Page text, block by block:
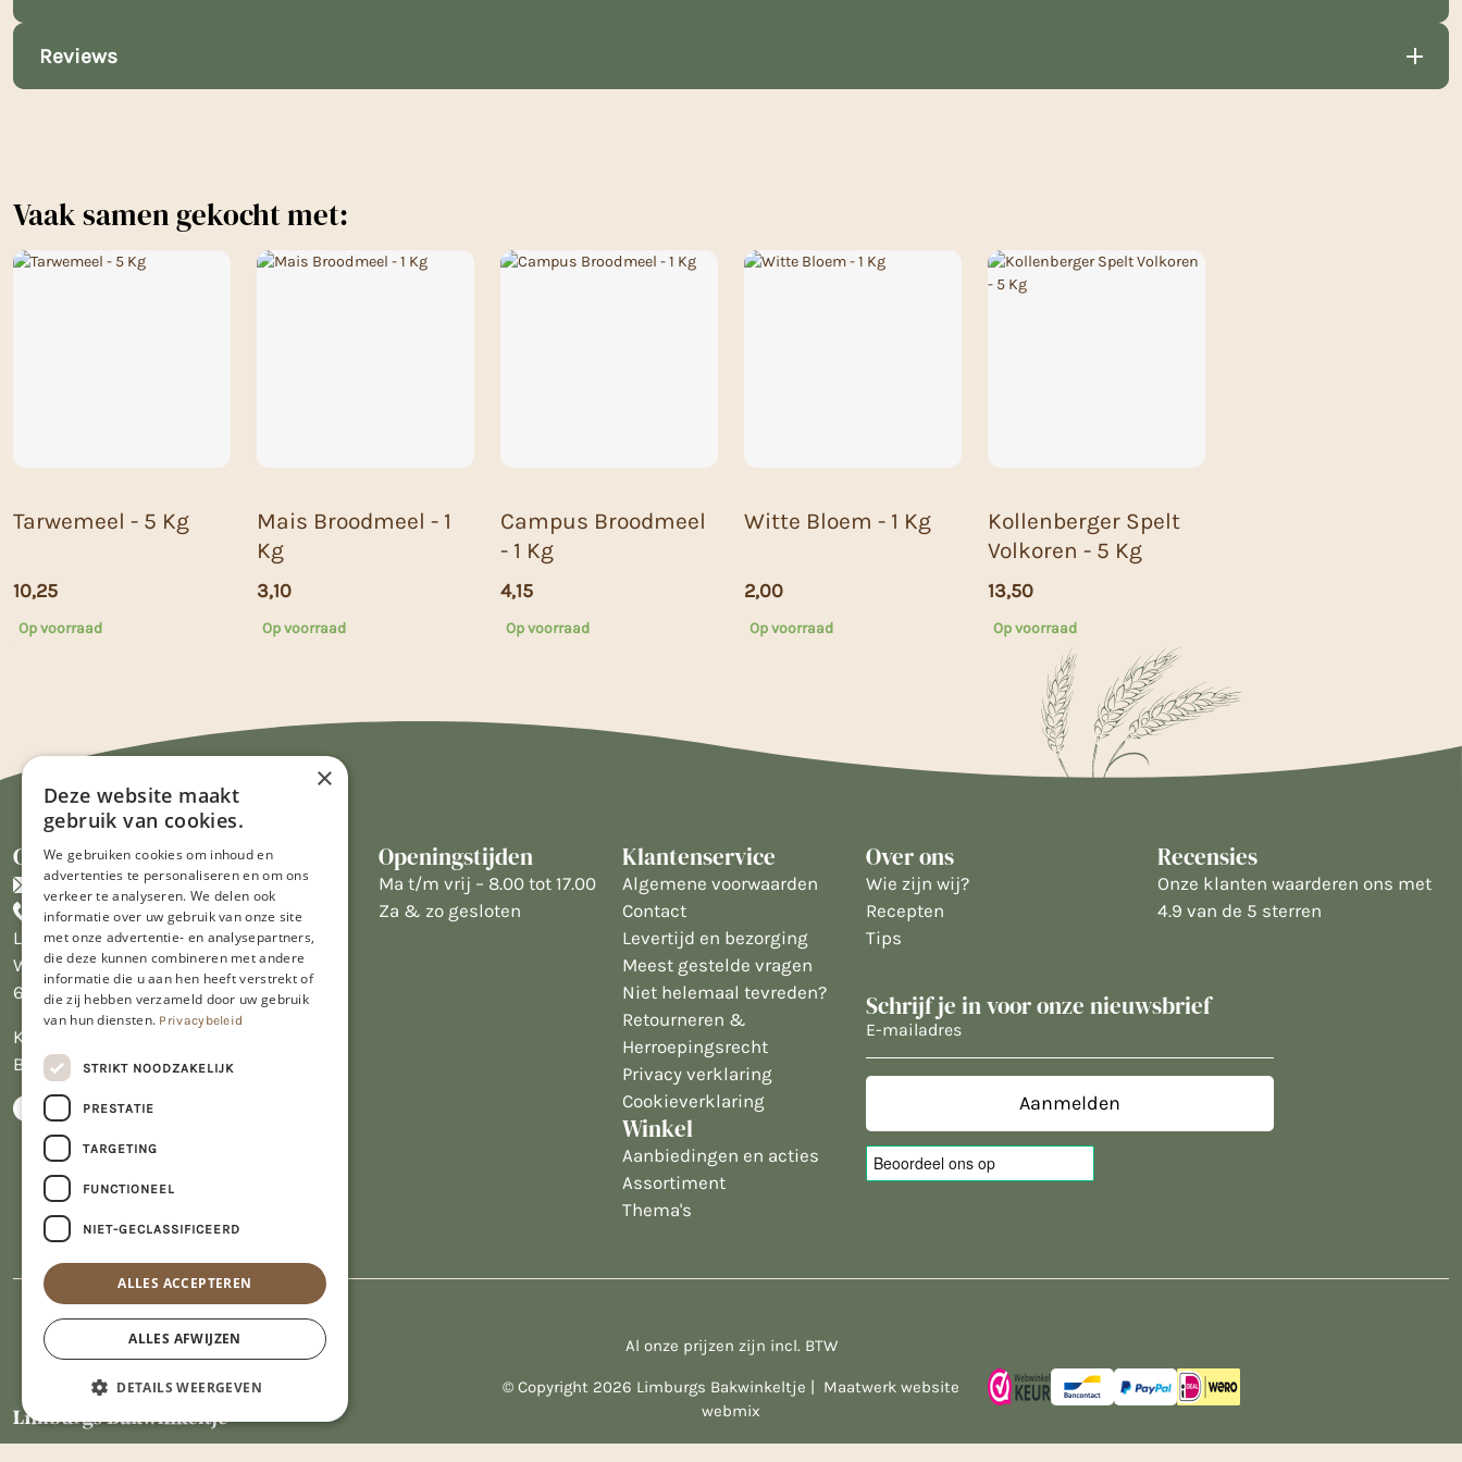
Reviews
Vaak samen gekocht met:
Tarwemeel - 5 Kg
10,25
Op voorraad
Mais Broodmeel - 1
Kg
3,10
Op voorraad
Campus Broodmeel
- 1 Kg
4,15
Op voorraad
Witte Bloem - 1 Kg
2,00
Op voorraad
Kollenberger Spelt
Volkoren - 5 Kg
13,50
Op voorraad
Contact
info@limburgsbakwinkeltje.nl
+31455226693
Limburgs Bakwinkeltje
Wijngaardsweg 16
6412 PJ Heerlen
KVK 14069470
BTW NL809913914.B01
Openingstijden
Ma t/m vrij – 8.00 tot 17.00
Za & zo gesloten
Klantenservice
Algemene voorwaarden
Contact
Levertijd en bezorging
Meest gestelde vragen
Niet helemaal tevreden?
Retourneren &
Herroepingsrecht
Privacy verklaring
Cookieverklaring
Winkel
Aanbiedingen en acties
Assortiment
Thema's
Over ons
Wie zijn wij?
Recepten
Tips
Recensies
Onze klanten waarderen ons met
4.9 van de 5 sterren
Schrijf je in voor onze nieuwsbrief
E-
mailadres
Al onze prijzen zijn incl. BTW
© Copyright 2026 Limburgs Bakwinkeltje | Maatwerk website
webmix
×
Deze website maakt
gebruik van cookies.
We gebruiken cookies om inhoud en
advertenties te personaliseren en om ons
verkeer te analyseren. We delen ook
informatie over uw gebruik van onze site
met onze advertentie- en analysepartners,
die deze kunnen combineren met andere
informatie die u aan hen heeft verstrekt of
die zij hebben verzameld door uw gebruik
van hun diensten. Privacybeleid
STRIKT NOODZAKELIJK
PRESTATIE
TARGETING
FUNCTIONEEL
NIET-GECLASSIFICEERD
ALLES ACCEPTEREN
ALLES AFWIJZEN
DETAILS WEERGEVEN